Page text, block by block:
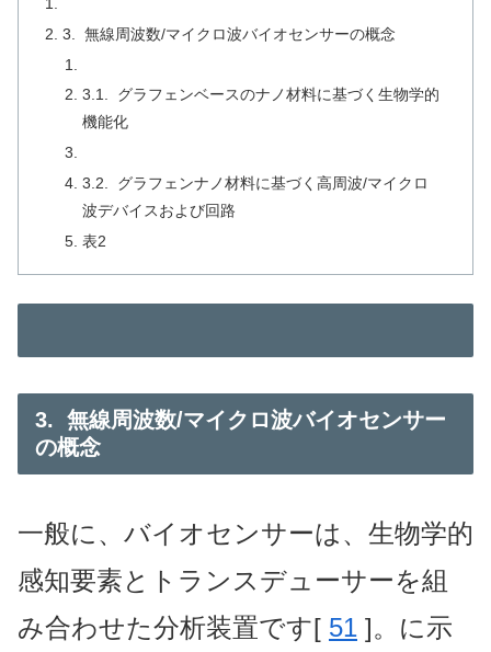
3. 無線周波数/マイクロ波バイオセンサーの概念
3.1. グラフェンベースのナノ材料に基づく生物学的
機能化
3.2. グラフェンナノ材料に基づく高周波/マイクロ
波デバイスおよび回路
表2
3. 無線周波数/マイクロ波バイオセンサー
の概念
一般に、バイオセンサーは、生物学的
感知要素とトランスデューサーを組
み合わせた分析装置です[ 51 ]。に示